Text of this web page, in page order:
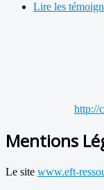
Lire les
http://
Mentions
Le site www.eft-